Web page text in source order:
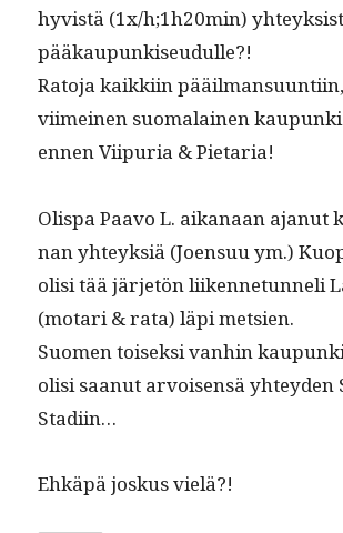
hyvistä (1x/h;1h20min)
pääkaupunkiseudulle?!
Rato­ja kaikki­in
viimeinen suo­ma­lainen
ennen Viipuria & Pietaria!
Olispa Paa­vo L. aikanaan ajanut
nan yhteyk­siä (Joen­suu ym.)
olisi tää jär­jetön liiken­netun­neli
(motari & rata) läpi metsien.
Suomen toisek­si van­hin
olisi saanut arvoisen­sä yhtey­den
Stadiin…
Ehkäpä joskus vielä?!